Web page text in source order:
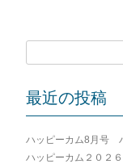
最近の投稿
ハッピーカム8月号
ハッピーカム２０２